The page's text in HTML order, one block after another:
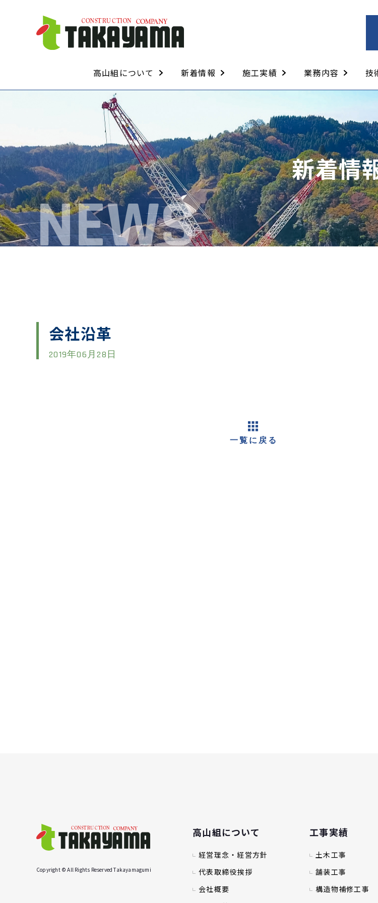
高山組について
経営理念・経営方針
代表取締役挨拶
会社概要
会社沿革
ISO・安全管理について
技術・資格
新着情報
施工実績
土木工事
舗装工事
構造物補修工事
とび土工工事
法面工事
建築工事
解体工事
業務内容
土木工事
舗装工事
構造物補修工事
とび土工工事
建築工事
解体工事
技
ウ
セ
新着情
NEWS
会社沿革
2019年06月28日
Copyright © All Rights Reserved Takayamagumi
高山組について
経営理念・経営方針
代表取締役挨拶
会社概要
工事実績
土木工事
舗装工事
構造物補修工事